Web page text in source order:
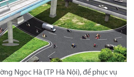
Ngọc Hà (TP Hà Nội), để phục vụ